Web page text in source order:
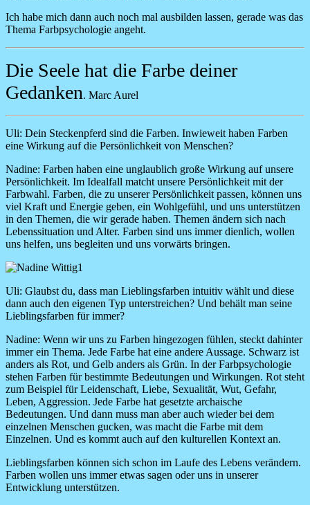
Ich habe mich dann auch noch mal ausbilden lassen, gerade was das
Thema Farbpsychologie angeht.
Die Seele hat die Farbe deiner
Gedanken. Marc Aurel
Uli: Dein Steckenpferd sind die Farben. Inwieweit haben Farben
eine Wirkung auf die Persönlichkeit von Menschen?
Nadine: Farben haben eine unglaublich große Wirkung auf unsere
Persönlichkeit. Im Idealfall matcht unsere Persönlichkeit mit der
Farbwahl. Farben, die zu unserer Persönlichkeit passen, können uns
viel Kraft und Energie geben, ein Wohlgefühl, und uns unterstützen
in den Themen, die wir gerade haben. Themen ändern sich nach
Lebenssituation und Alter. Farben sind uns immer dienlich, wollen
uns helfen, uns begleiten und uns vorwärts bringen.
Image
Uli: Glaubst du, dass man Lieblingsfarben intuitiv wählt und diese
dann auch den eigenen Typ unterstreichen? Und behält man seine
Lieblingsfarben für immer?
Nadine: Wenn wir uns zu Farben hingezogen fühlen, steckt dahinter
immer ein Thema. Jede Farbe hat eine andere Aussage. Schwarz ist
anders als Rot, und Gelb anders als Grün. In der Farbpsychologie
stehen Farben für bestimmte Bedeutungen und Wirkungen. Rot steht
zum Beispiel für Leidenschaft, Liebe, Sexualität, Wut, Gefahr,
Leben, Aggression. Jede Farbe hat gesetzte archaische
Bedeutungen. Und dann muss man aber auch wieder bei dem
einzelnen Menschen gucken, was macht die Farbe mit dem
Einzelnen. Und es kommt auch auf den kulturellen Kontext an.
Lieblingsfarben können sich schon im Laufe des Lebens verändern.
Farben wollen uns immer etwas sagen oder uns in unserer
Entwicklung unterstützen.